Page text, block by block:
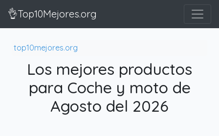
👌Top10Mejores.org
top10mejores.org
Los mejores productos
para Coche y moto de
Agosto del 2026